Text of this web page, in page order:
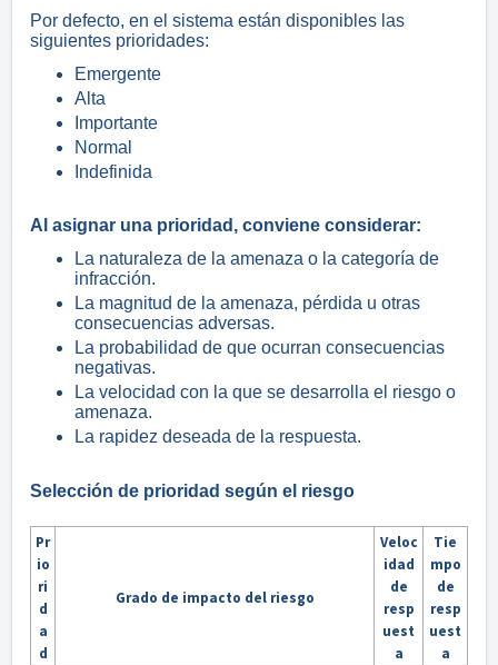
Por defecto, en el sistema están disponibles las
siguientes prioridades:
Emergente
Alta
Importante
Normal
Indefinida
Al asignar una prioridad, conviene considerar:
La naturaleza de la amenaza o la categoría de
infracción.
La magnitud de la amenaza, pérdida u otras
consecuencias adversas.
La probabilidad de que ocurran consecuencias
negativas.
La velocidad con la que se desarrolla el riesgo o
amenaza.
La rapidez deseada de la respuesta.
Selección de prioridad según el riesgo
Pr
io
ri
d
a
d
Grado de impacto del riesgo
Veloc
idad
de
resp
uest
a
Tie
mpo
de
resp
uest
a